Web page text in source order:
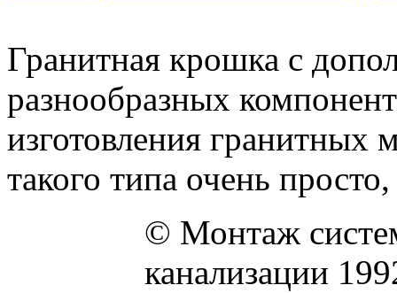
Гранитная крошка с
разнообразных
изготовления гранитных
такого типа очень
© Монтаж
канализации